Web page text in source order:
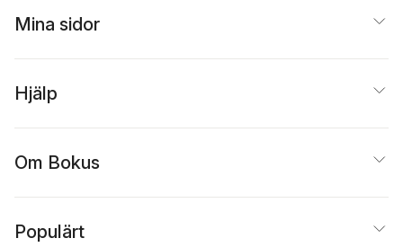
Mina sidor
Hjälp
Om Bokus
Populärt